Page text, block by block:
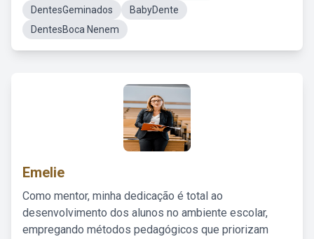
DentesGeminados
BabyDente
DentesBoca Nenem
Emelie
Como mentor, minha dedicação é total ao
desenvolvimento dos alunos no ambiente escolar,
empregando métodos pedagógicos que priorizam